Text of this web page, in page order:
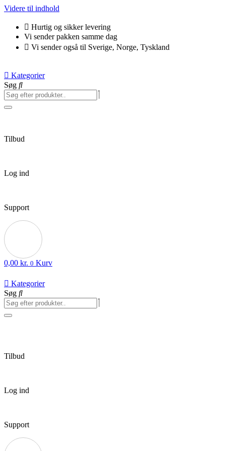
Videre til indhold
Hurtig og sikker levering
Vi sender pakken samme dag
Vi sender også til Sverige, Norge, Tyskland
Kategorier
Søg
Tilbud
Log ind
Support
0,00 kr. 0 Kurv
Kategorier
Søg
Tilbud
Log ind
Support